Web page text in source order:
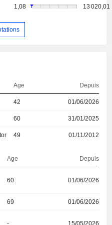
1,08 13 020,01
Age Depuis
42 01/06/2026
60 31/01/2025
49 01/11/2012
Age Depuis
60 01/06/2026
69 01/06/2026